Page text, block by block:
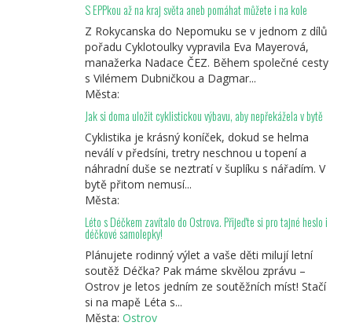
S EPPkou až na kraj světa aneb pomáhat můžete i na kole
Z Rokycanska do Nepomuku se v jednom z dílů
pořadu Cyklotoulky vypravila Eva Mayerová,
manažerka Nadace ČEZ. Během společné cesty
s Vilémem Dubničkou a Dagmar...
Města:
Jak si doma uložit cyklistickou výbavu, aby nepřekážela v bytě
Cyklistika je krásný koníček, dokud se helma
neválí v předsíni, tretry neschnou u topení a
náhradní duše se neztratí v šuplíku s nářadím. V
bytě přitom nemusí...
Města:
Léto s Déčkem zavítalo do Ostrova. Přijeďte si pro tajné heslo i
déčkové samolepky!
Plánujete rodinný výlet a vaše děti milují letní
soutěž Déčka? Pak máme skvělou zprávu –
Ostrov je letos jedním ze soutěžních míst! Stačí
si na mapě Léta s...
Města: Ostrov